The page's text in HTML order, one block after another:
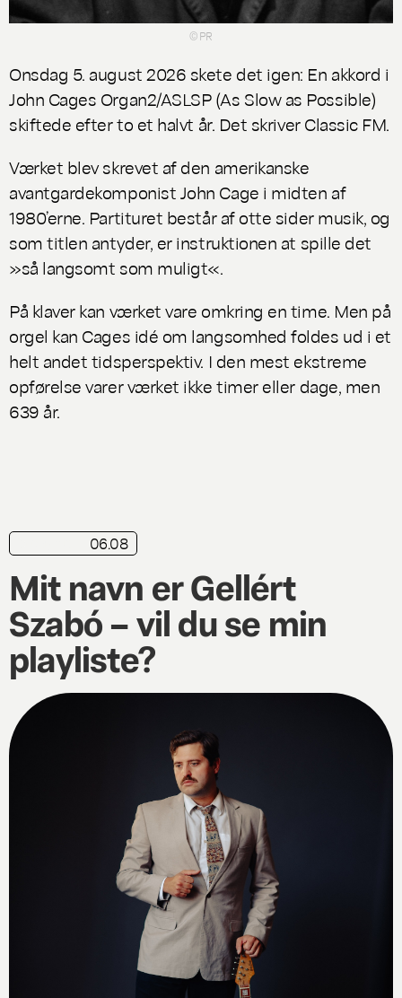
© PR
Onsdag 5. august 2026 skete det igen: En akkord i
John Cages Organ2/ASLSP(As Slow as Possible)
skiftede efter to et halvt år. Det skriver Classic FM.
Værket blev skrevet af den amerikanske
avantgardekomponist John Cage i midten af
1980’erne. Partituret består af otte sider musik, og
som titlen antyder, er instruktionen at spille det
»så langsomt som muligt«.
På klaver kan værket vare omkring en time. Men på
orgel kan Cages idé om langsomhed foldes ud i et
helt andet tidsperspektiv. I den mest ekstreme
opførelse varer værket ikke timer eller dage, men
639 år.
06.08
Mit navn er Gellért
Szabó – vil du se min
playliste?